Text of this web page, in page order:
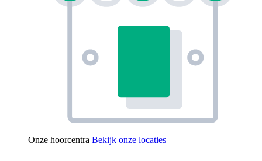
Onze hoorcentra Bekijk onze locaties